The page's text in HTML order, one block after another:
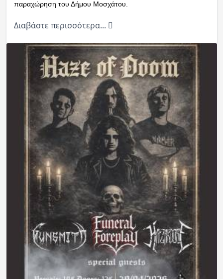
παραχώρηση του Δήμου Μοσχάτου.
Διαβάστε περισσότερα...